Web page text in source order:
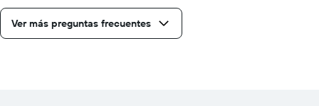
Ver más preguntas frecuentes